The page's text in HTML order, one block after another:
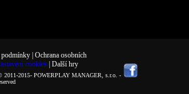
| Ochrana osobních
cookies | Další hry
2011-2015- POWERPLAY MANAGER, s.r.o. -